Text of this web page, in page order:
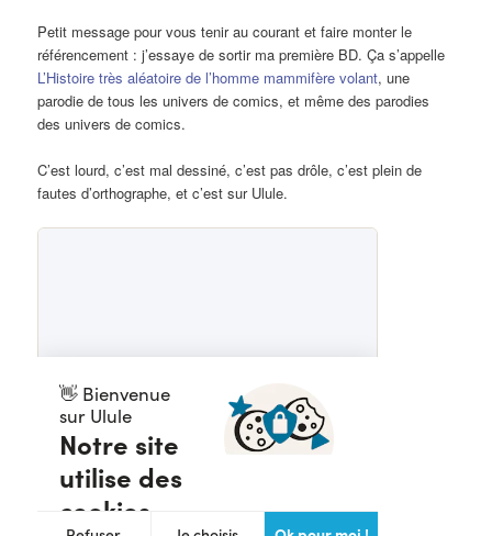
Petit message pour vous tenir au courant et faire monter le
référencement : j’essaye de sortir ma première BD. Ça s’appelle
L’Histoire très aléatoire de l’homme mammifère volant, une
parodie de tous les univers de comics, et même des parodies
des univers de comics.
C’est lourd, c’est mal dessiné, c’est pas drôle, c’est plein de
fautes d’orthographe, et c’est sur Ulule.